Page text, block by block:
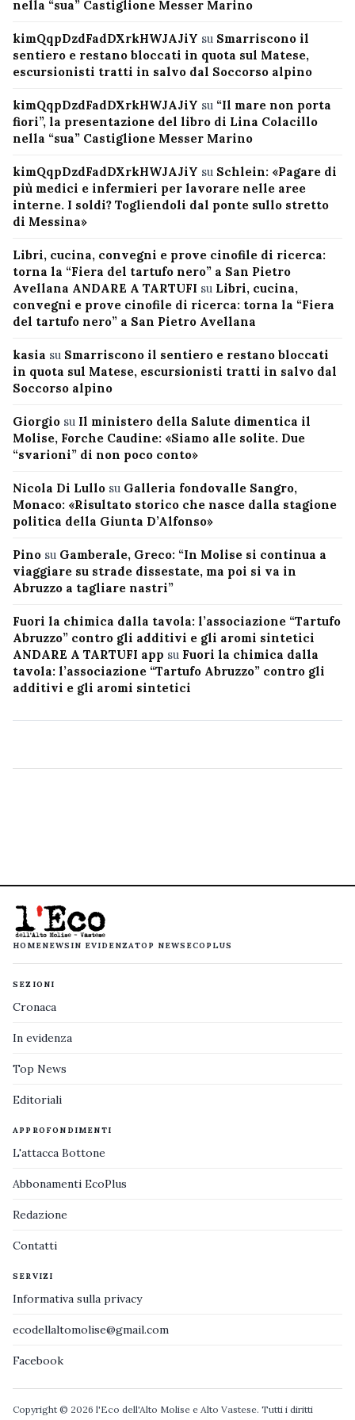
nella “sua” Castiglione Messer Marino
kimQqpDzdFadDXrkHWJAJiY su Smarriscono il
sentiero e restano bloccati in quota sul Matese,
escursionisti tratti in salvo dal Soccorso alpino
kimQqpDzdFadDXrkHWJAJiY su “Il mare non porta
fiori”, la presentazione del libro di Lina Colacillo
nella “sua” Castiglione Messer Marino
kimQqpDzdFadDXrkHWJAJiY su Schlein: «Pagare di
più medici e infermieri per lavorare nelle aree
interne. I soldi? Togliendoli dal ponte sullo stretto
di Messina»
Libri, cucina, convegni e prove cinofile di ricerca:
torna la “Fiera del tartufo nero” a San Pietro
Avellana ANDARE A TARTUFI su Libri, cucina,
convegni e prove cinofile di ricerca: torna la “Fiera
del tartufo nero” a San Pietro Avellana
kasia su Smarriscono il sentiero e restano bloccati
in quota sul Matese, escursionisti tratti in salvo dal
Soccorso alpino
Giorgio su Il ministero della Salute dimentica il
Molise, Forche Caudine: «Siamo alle solite. Due
“svarioni” di non poco conto»
Nicola Di Lullo su Galleria fondovalle Sangro,
Monaco: «Risultato storico che nasce dalla stagione
politica della Giunta D’Alfonso»
Pino su Gamberale, Greco: “In Molise si continua a
viaggiare su strade dissestate, ma poi si va in
Abruzzo a tagliare nastri”
Fuori la chimica dalla tavola: l’associazione “Tartufo
Abruzzo” contro gli additivi e gli aromi sintetici
ANDARE A TARTUFI app su Fuori la chimica dalla
tavola: l’associazione “Tartufo Abruzzo” contro gli
additivi e gli aromi sintetici
HOMENEWS IN EVIDENZATOP NEWS ECOPLUS
SEZIONI
Cronaca
In evidenza
Top News
Editoriali
APPROFONDIMENTI
L'attacca Bottone
Abbonamenti EcoPlus
Redazione
Contatti
SERVIZI
Informativa sulla privacy
ecodellaltomolise@gmail.com
Facebook
Copyright © 2026 l'Eco dell'Alto Molise e Alto Vastese. Tutti i diritti